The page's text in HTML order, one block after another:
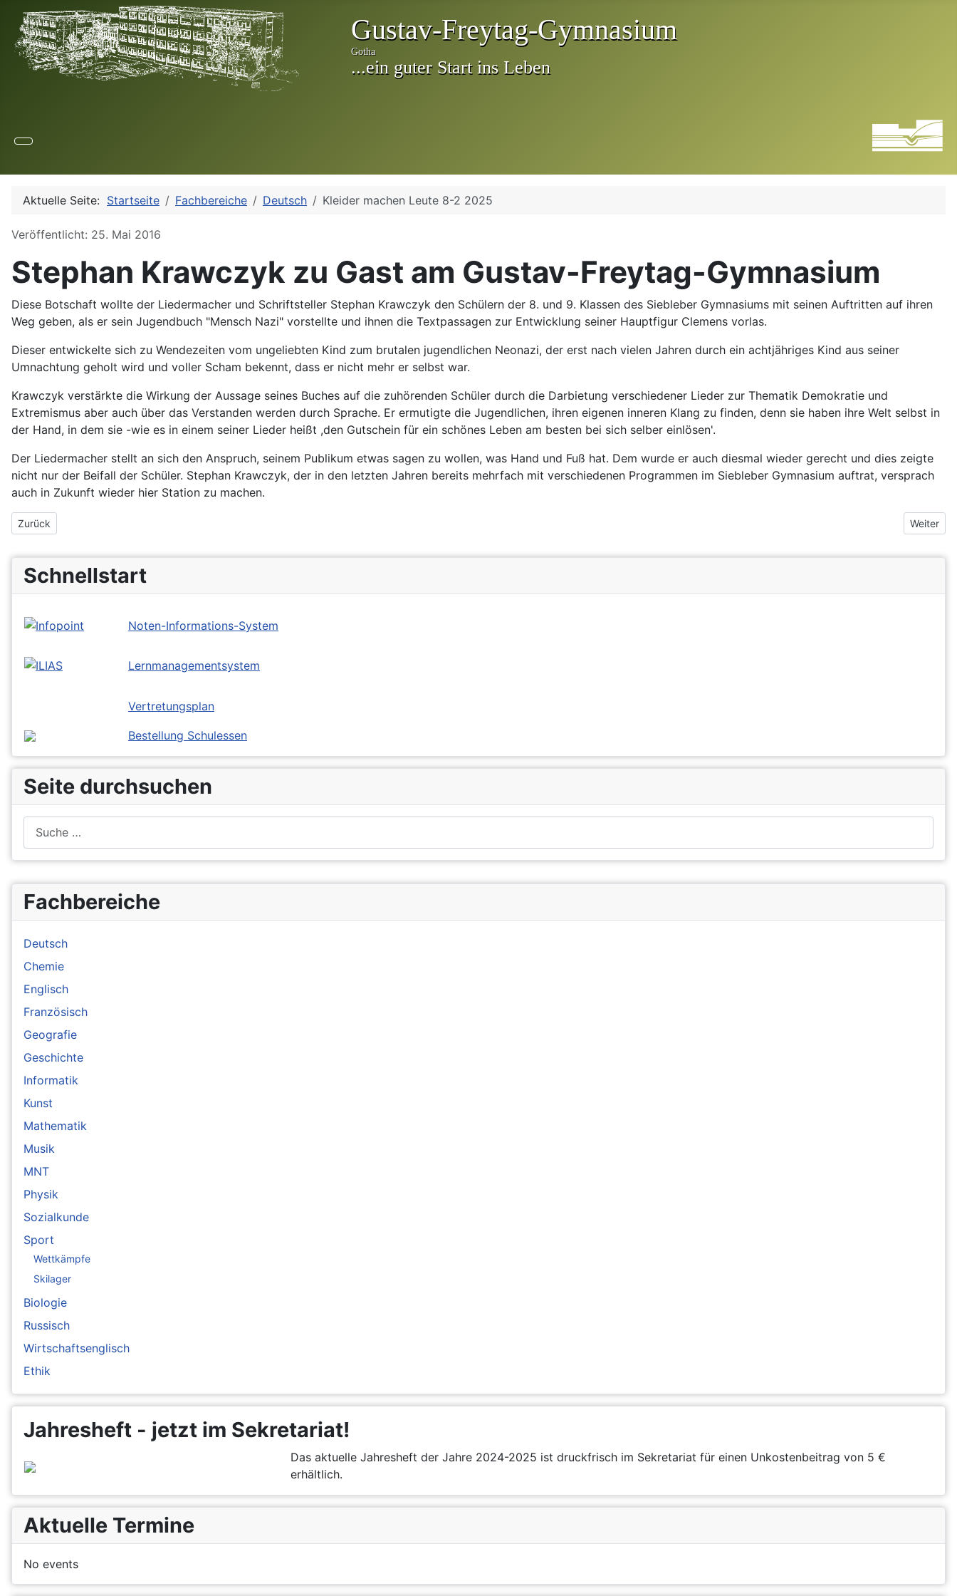
Fachbereiche
Deutsch
Chemie
Englisch
Französisch
Geografie
Geschichte
Informatik
Kunst
Mathematik
Musik
MNT
Physik
Sozialkunde
Sport
Wettkämpfe
Skilager
Biologie
Russisch
Wirtschaftsenglisch
Ethik
Jahresheft - jetzt im Sekretariat!
Das aktuelle Jahresheft der Jahre 2024-2025 ist druckfrisch im Sekretariat für einen Unkostenbeitrag von 5 €
erhältlich.
Aktuelle Termine
No events
Aktuelle Seite: Startseite Fachbereiche Deutsch Kleider machen Leute 8-2 2025
Details
Veröffentlicht: 25. Mai 2016
Stephan Krawczyk zu Gast am Gustav-Freytag-Gymnasium
Diese Botschaft wollte der Liedermacher und Schriftsteller Stephan Krawczyk den Schülern der 8. und 9. Klassen des Siebleber Gymnasiums mit seinen Auftritten auf ihren
Weg geben, als er sein Jugendbuch "Mensch Nazi" vorstellte und ihnen die Textpassagen zur Entwicklung seiner Hauptfigur Clemens vorlas.
Dieser entwickelte sich zu Wendezeiten vom ungeliebten Kind zum brutalen jugendlichen Neonazi, der erst nach vielen Jahren durch ein achtjähriges Kind aus seiner
Umnachtung geholt wird und voller Scham bekennt, dass er nicht mehr er selbst war.
Krawczyk verstärkte die Wirkung der Aussage seines Buches auf die zuhörenden Schüler durch die Darbietung verschiedener Lieder zur Thematik Demokratie und
Extremismus aber auch über das Verstanden werden durch Sprache. Er ermutigte die Jugendlichen, ihren eigenen inneren Klang zu finden, denn sie haben ihre Welt selbst in
der Hand, in dem sie -wie es in einem seiner Lieder heißt ,den Gutschein für ein schönes Leben am besten bei sich selber einlösen'.
Der Liedermacher stellt an sich den Anspruch, seinem Publikum etwas sagen zu wollen, was Hand und Fuß hat. Dem wurde er auch diesmal wieder gerecht und dies zeigte
nicht nur der Beifall der Schüler. Stephan Krawczyk, der in den letzten Jahren bereits mehrfach mit verschiedenen Programmen im Siebleber Gymnasium auftrat, versprach
auch in Zukunft wieder hier Station zu machen.
Vorheriger Beitrag: Blog-Projekt
Zurück Nächster
Weiter
Schnellstart
Noten-Informations-System
Lernmanagementsystem
Vertretungsplan
Bestellung Schulessen
Seite durchsuchen